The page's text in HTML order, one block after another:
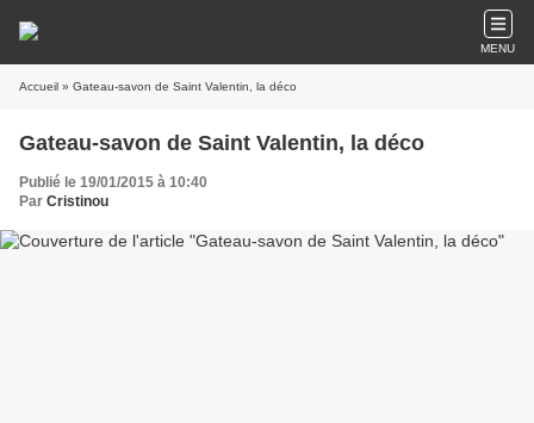
MENU
Accueil » Gateau-savon de Saint Valentin, la déco
Gateau-savon de Saint Valentin, la déco
Publié le 19/01/2015 à 10:40
Par Cristinou